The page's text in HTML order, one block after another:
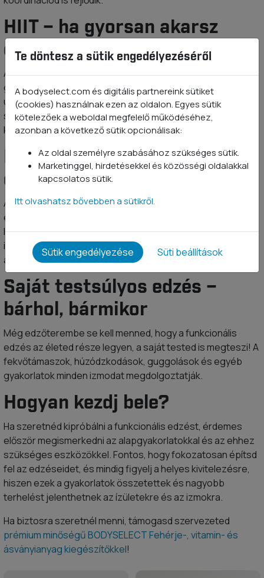
HIIT – ha gyorsan akarsz
eredményt
A HIIT edzés lényege, hogy rövid, de brutálisan intenzív
gyakorlatokat végzel, rövid pihenőkkel. Guggolások, plank
ugrások, intenzív mozdulatok – mindez pár másodperces
sprinteléssel kombinálva. Javítja az állóképességedet és
kalóriákat is égeti.
Kettlebell edzés – erő és
dinamika egyben
A kettlebell ránézésre egy vasgolyó fogantyúval, azonban
ez egy szuper eszköz az egész tested megerősítésére. A
lendítések, felvételek-kinyomások és guggolások építik az
izomzatot, javítják a robbanékonyságot és az
állóképességet is.
Saját testsúlyos edzés –
bárhol, bármikor
Még edzőterembe se kell menned, hogy a funkcionális
edzés az életed része legyen, a saját tested is megteszi! A
fekvőtámaszok, húzódzkodások, guggolások és egyéb
gyakorlatok minden izmodat megdolgoztatják.
Hogyan kezdj bele?
Ha szeretnéd kipróbálni a funkcionális edzést, érdemes
először megismerkedni az alapgyakorlatokkal és az ehhez
szükséges eszközökkel. Fontos, hogy fokozatosan építsd
fel az edzéseidet, és mindig figyelj a helyes kivitelezésre,
hiszen ezek a gyakorlatok összetettek és nagyobb
terhelést jelenthetnek az ízületekre és az izmokra.
Ha biztosra szeretnél menni, támogasd szervezeted
prémium minőségű BODYSELECT Fehérje-, vitamin- és
ásványianyag kiegészítőkkel!
Te döntesz a sütik engedélyezéséről
A bodyselect.com és digitális partnereink sütiket
(cookies) használnak ezen az oldalon. Egyes sütik
kötelezőek a weboldal megfelelő működéséhez,
azonban a következő sütik opcionálisak:
Az oldal személyre szabásához szükséges sütik.
Marketinggel, hirdetésekkel és közösségi oldalakkal
kapcsolatos sütik.
Itt olvashatsz bővebben a sütikről.
Sütik engedélyezése Süti beállítások